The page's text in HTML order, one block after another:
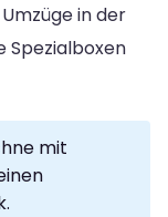
in der
Spezialboxen
mit